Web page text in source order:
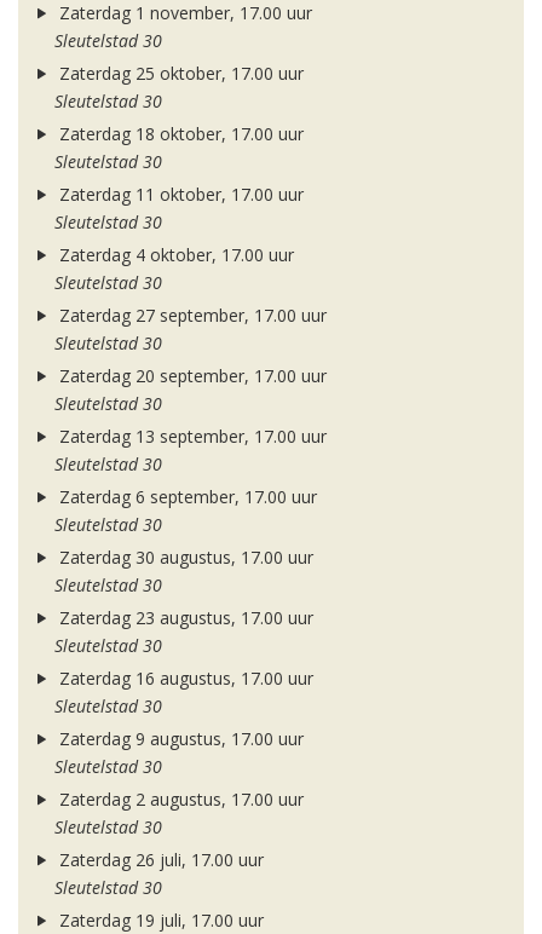
Zaterdag 1 november, 17.00 uur
Sleutelstad 30
Zaterdag 25 oktober, 17.00 uur
Sleutelstad 30
Zaterdag 18 oktober, 17.00 uur
Sleutelstad 30
Zaterdag 11 oktober, 17.00 uur
Sleutelstad 30
Zaterdag 4 oktober, 17.00 uur
Sleutelstad 30
Zaterdag 27 september, 17.00 uur
Sleutelstad 30
Zaterdag 20 september, 17.00 uur
Sleutelstad 30
Zaterdag 13 september, 17.00 uur
Sleutelstad 30
Zaterdag 6 september, 17.00 uur
Sleutelstad 30
Zaterdag 30 augustus, 17.00 uur
Sleutelstad 30
Zaterdag 23 augustus, 17.00 uur
Sleutelstad 30
Zaterdag 16 augustus, 17.00 uur
Sleutelstad 30
Zaterdag 9 augustus, 17.00 uur
Sleutelstad 30
Zaterdag 2 augustus, 17.00 uur
Sleutelstad 30
Zaterdag 26 juli, 17.00 uur
Sleutelstad 30
Zaterdag 19 juli, 17.00 uur